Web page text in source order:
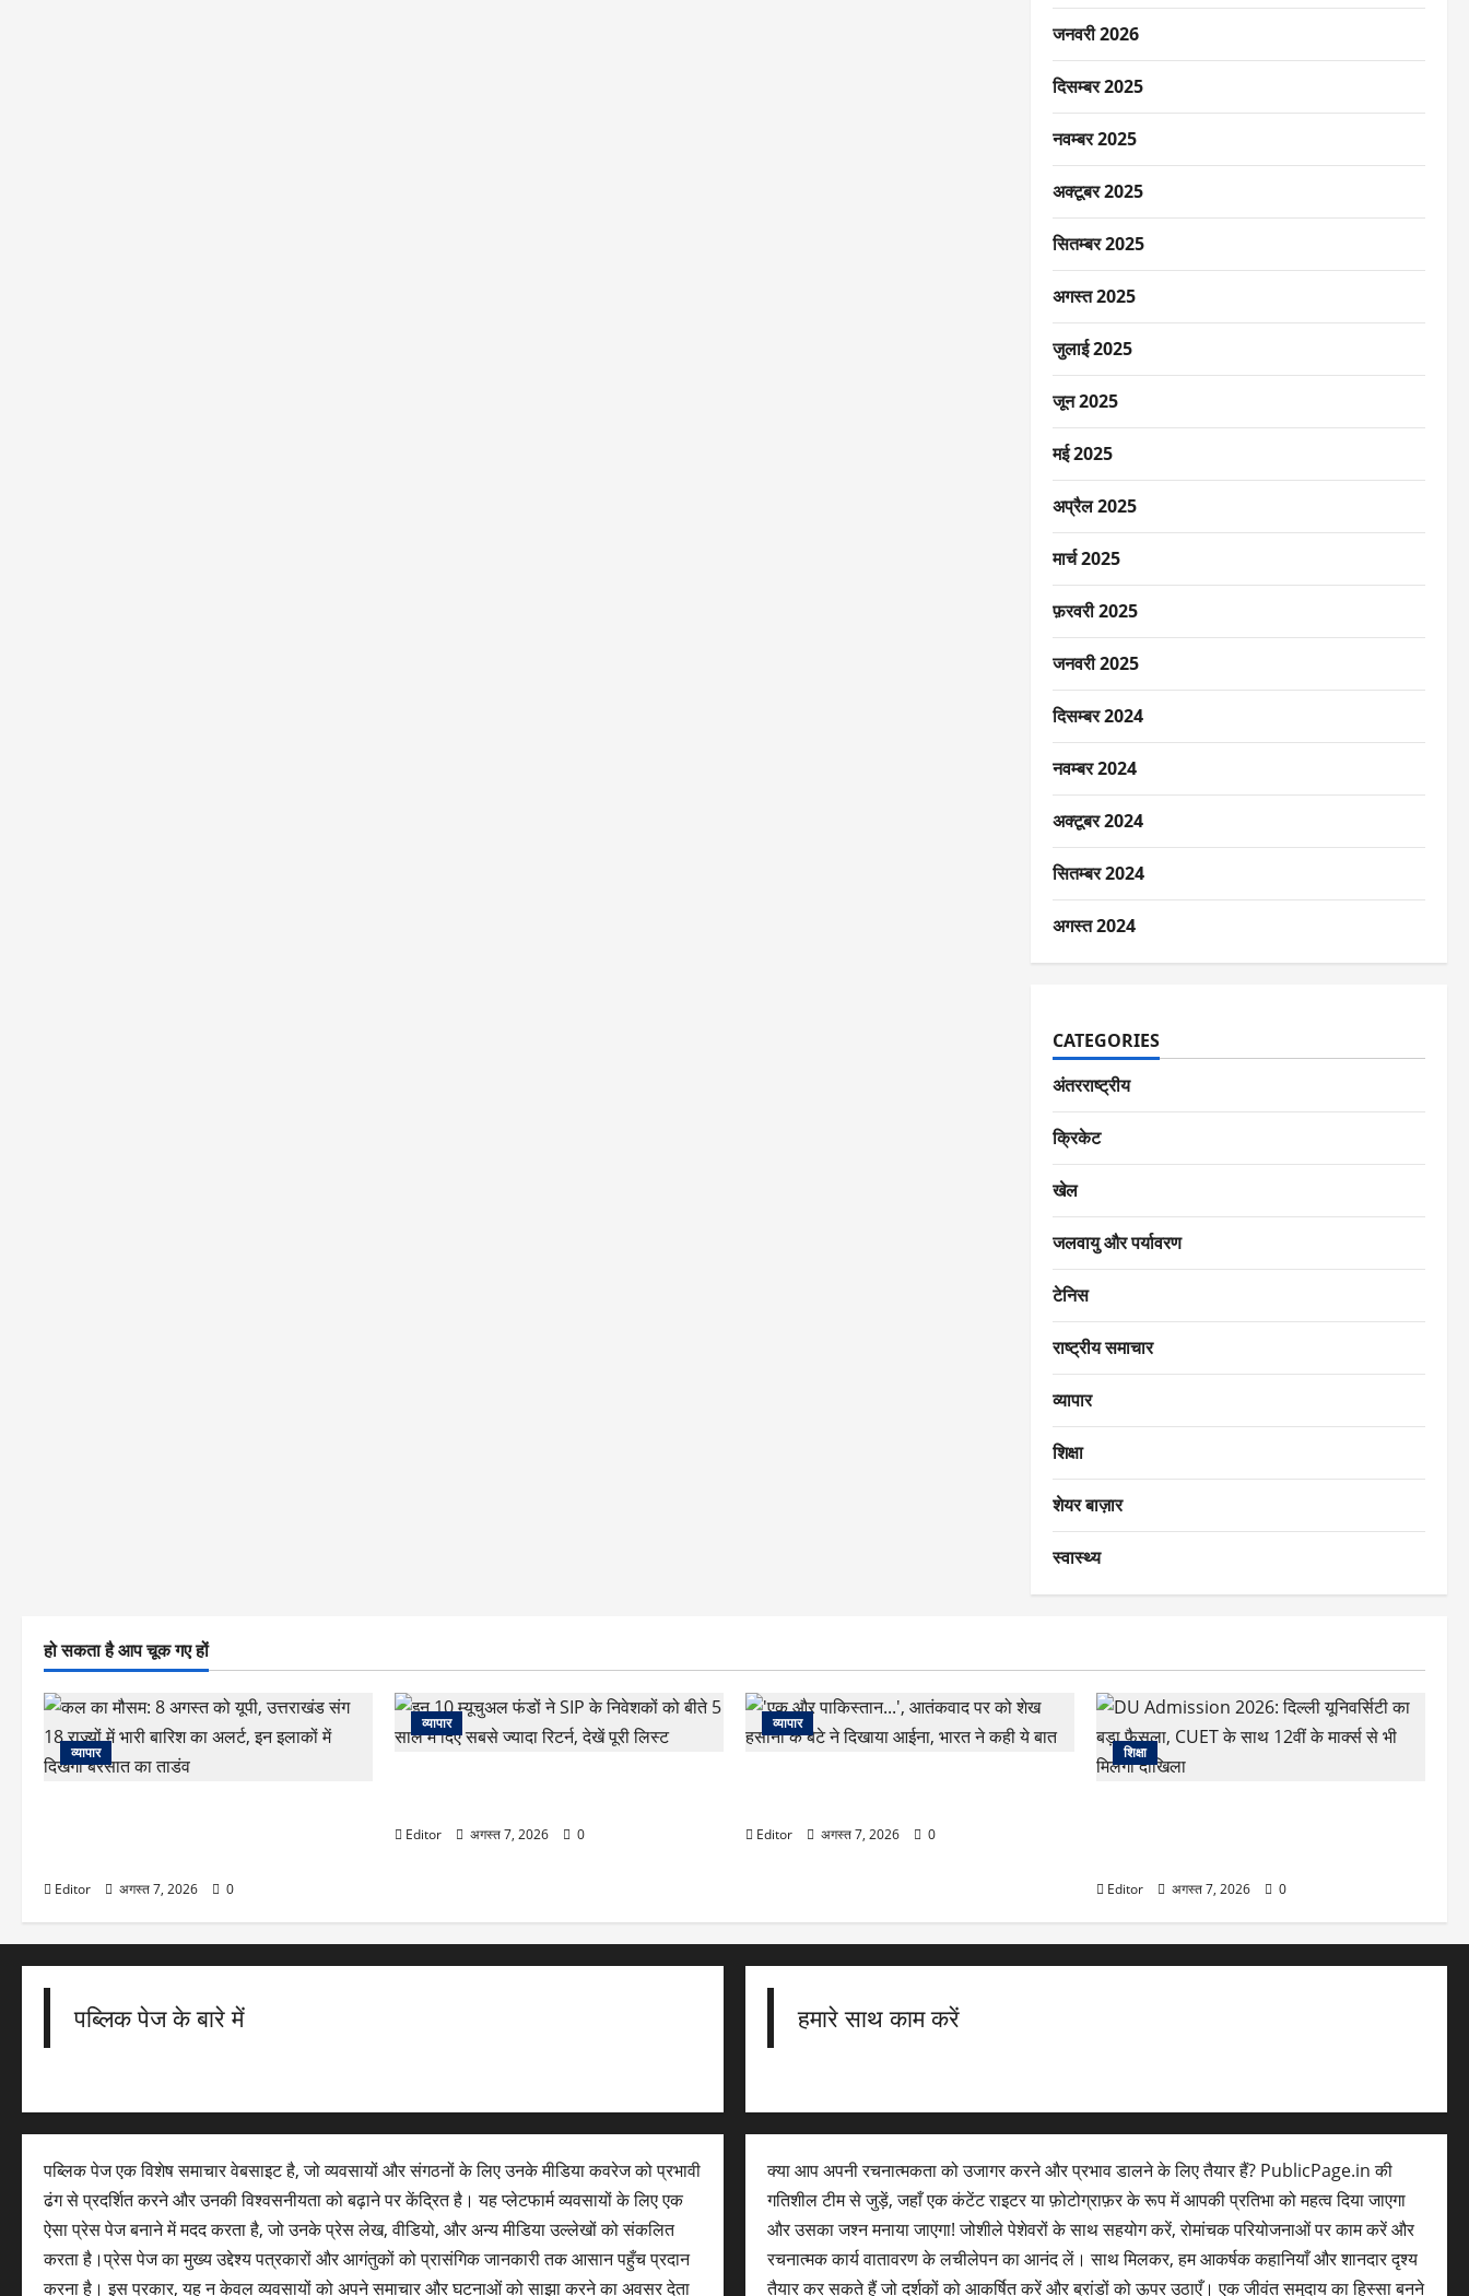
जनवरी 2026
दिसम्बर 2025
नवम्बर 2025
अक्टूबर 2025
सितम्बर 2025
अगस्त 2025
जुलाई 2025
जून 2025
मई 2025
अप्रैल 2025
मार्च 2025
फ़रवरी 2025
जनवरी 2025
दिसम्बर 2024
नवम्बर 2024
अक्टूबर 2024
सितम्बर 2024
अगस्त 2024
CATEGORIES
अंतरराष्ट्रीय
क्रिकेट
खेल
जलवायु और पर्यावरण
टेनिस
राष्ट्रीय समाचार
व्यापार
शिक्षा
शेयर बाज़ार
स्वास्थ्य
हो सकता है आप चूक गए हों
व्यापार
Editor अगस्त 7, 2026 0
व्यापार
Editor अगस्त 7, 2026 0
व्यापार
Editor अगस्त 7, 2026 0
शिक्षा
Editor अगस्त 7, 2026 0
पब्लिक पेज के बारे में
पब्लिक पेज एक विशेष समाचार वेबसाइट है, जो व्यवसायों और संगठनों के लिए उनके मीडिया कवरेज को प्रभावी
ढंग से प्रदर्शित करने और उनकी विश्वसनीयता को बढ़ाने पर केंद्रित है। यह प्लेटफार्म व्यवसायों के लिए एक
ऐसा प्रेस पेज बनाने में मदद करता है, जो उनके प्रेस लेख, वीडियो, और अन्य मीडिया उल्लेखों को संकलित
करता है।प्रेस पेज का मुख्य उद्देश्य पत्रकारों और आगंतुकों को प्रासंगिक जानकारी तक आसान पहुँच प्रदान
करना है। इस प्रकार, यह न केवल व्यवसायों को अपने समाचार और घटनाओं को साझा करने का अवसर देता
हमारे साथ काम करें
क्या आप अपनी रचनात्मकता को उजागर करने और प्रभाव डालने के लिए तैयार हैं? PublicPage.in की
गतिशील टीम से जुड़ें, जहाँ एक कंटेंट राइटर या फ़ोटोग्राफ़र के रूप में आपकी प्रतिभा को महत्व दिया जाएगा
और उसका जश्न मनाया जाएगा! जोशीले पेशेवरों के साथ सहयोग करें, रोमांचक परियोजनाओं पर काम करें और
रचनात्मक कार्य वातावरण के लचीलेपन का आनंद लें। साथ मिलकर, हम आकर्षक कहानियाँ और शानदार दृश्य
तैयार कर सकते हैं जो दर्शकों को आकर्षित करें और ब्रांडों को ऊपर उठाएँ। एक जीवंत समुदाय का हिस्सा बनने